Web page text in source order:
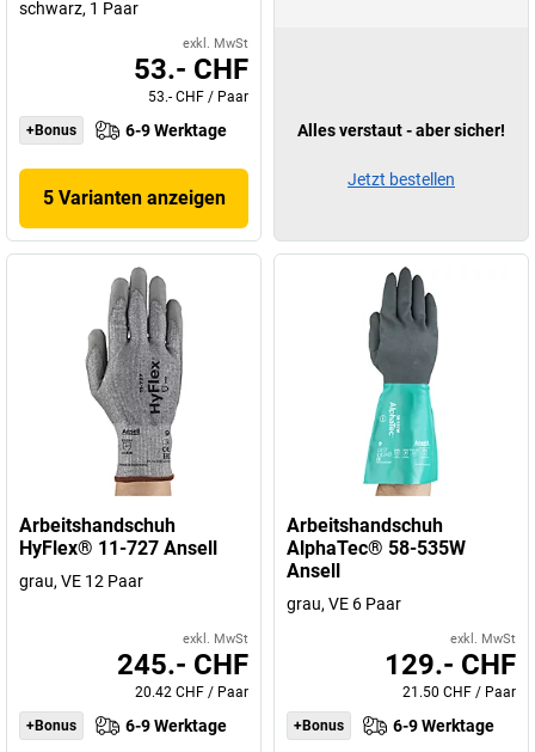
schwarz, 1 Paar
exkl. MwSt
53.- CHF
53.- CHF / Paar
+Bonus
6-9 Werktage
5 Varianten anzeigen
Arbeitshandschuh
HyFlex® 11-727 Ansell
grau, VE 12 Paar
exkl. MwSt
245.- CHF
20.42 CHF / Paar
+Bonus
6-9 Werktage
Arbeitshandschuh
AlphaTec® 58-535W
Ansell
grau, VE 6 Paar
exkl. MwSt
129.- CHF
21.50 CHF / Paar
+Bonus
6-9 Werktage
Alles verstaut - aber sicher!
Jetzt bestellen